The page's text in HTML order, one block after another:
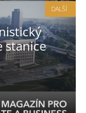
stanice
DALŠÍ